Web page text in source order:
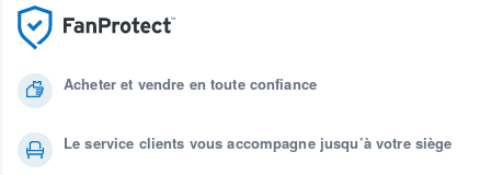
Acheter et vendre en toute confiance
Le service clients vous accompagne jusqu’à votre siège